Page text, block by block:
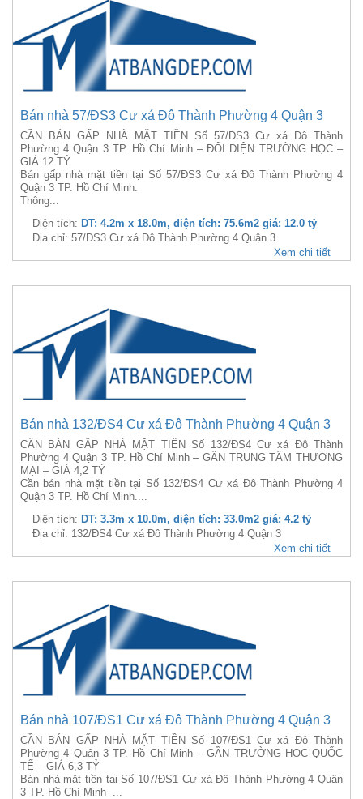
Bán nhà 57/ĐS3 Cư xá Đô Thành Phường 4 Quận 3
CẦN BÁN GẤP NHÀ MẶT TIỀN Số 57/ĐS3 Cư xá Đô Thành
Phường 4 Quận 3 TP. Hồ Chí Minh – ĐỐI DIỆN TRƯỜNG HỌC –
GIÁ 12 TỶ
Bán gấp nhà mặt tiền tại Số 57/ĐS3 Cư xá Đô Thành Phường 4
Quận 3 TP. Hồ Chí Minh.
Thông...
Diện tích: DT: 4.2m x 18.0m, diện tích: 75.6m2 giá: 12.0 tỷ
Địa chỉ: 57/ĐS3 Cư xá Đô Thành Phường 4 Quận 3
Xem chi tiết
Bán nhà 132/ĐS4 Cư xá Đô Thành Phường 4 Quận 3
CẦN BÁN GẤP NHÀ MẶT TIỀN Số 132/ĐS4 Cư xá Đô Thành
Phường 4 Quận 3 TP. Hồ Chí Minh – GẦN TRUNG TÂM THƯƠNG
MẠI – GIÁ 4,2 TỶ
Cần bán nhà mặt tiền tại Số 132/ĐS4 Cư xá Đô Thành Phường 4
Quận 3 TP. Hồ Chí Minh....
Diện tích: DT: 3.3m x 10.0m, diện tích: 33.0m2 giá: 4.2 tỷ
Địa chỉ: 132/ĐS4 Cư xá Đô Thành Phường 4 Quận 3
Xem chi tiết
Bán nhà 107/ĐS1 Cư xá Đô Thành Phường 4 Quận 3
CẦN BÁN GẤP NHÀ MẶT TIỀN Số 107/ĐS1 Cư xá Đô Thành
Phường 4 Quận 3 TP. Hồ Chí Minh – GẦN TRƯỜNG HỌC QUỐC
TẾ – GIÁ 6,3 TỶ
Bán nhà mặt tiền tại Số 107/ĐS1 Cư xá Đô Thành Phường 4 Quận
3 TP. Hồ Chí Minh -...